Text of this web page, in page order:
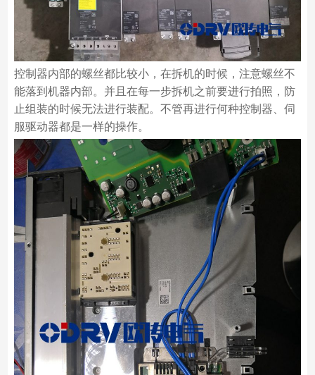
控制器内部的螺丝都比较小，在拆机的时候，注意螺丝不
能落到机器内部。并且在每一步拆机之前要进行拍照，防
止组装的时候无法进行装配。不管再进行何种控制器、伺
服驱动器都是一样的操作。